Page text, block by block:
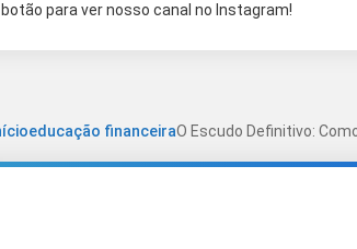
botão para ver nosso canal no Instagram!
educação financeiraO Escudo Definitivo: